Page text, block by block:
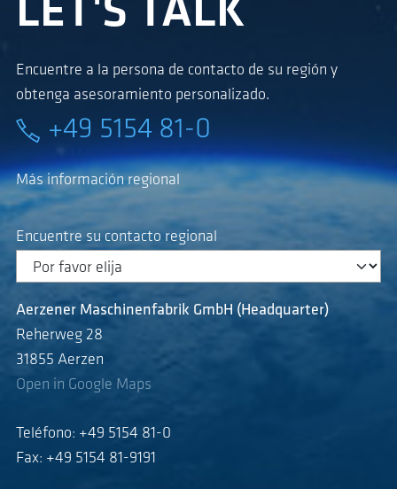
LET'S TALK
Encuentre a la persona de contacto de su región y
obtenga asesoramiento personalizado.
+49 5154 81-0
Más información regional
Encuentre su contacto regional
Aerzener Maschinenfabrik GmbH (Headquarter)
Reherweg 28
31855 Aerzen
Open in Google Maps
Teléfono: +49 5154 81-0
Fax: +49 5154 81-9191